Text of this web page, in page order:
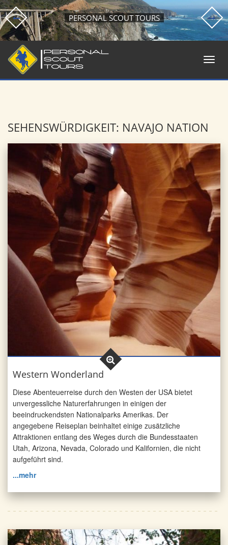
PERSONAL SCOUT TOURS
SEHENSWÜRDIGKEIT: NAVAJO NATION
Western Wonderland
Diese Abenteuerreise durch den Westen der USA bietet
unvergessliche Naturerfahrungen in einigen der
beeindruckendsten Nationalparks Amerikas. Der
angegebene Reiseplan beinhaltet einige zusätzliche
Attraktionen entlang des Weges durch die Bundesstaaten
Utah, Arizona, Nevada, Colorado und Kalifornien, die nicht
aufgeführt sind.
...mehr